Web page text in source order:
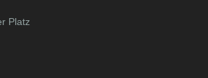
Platz